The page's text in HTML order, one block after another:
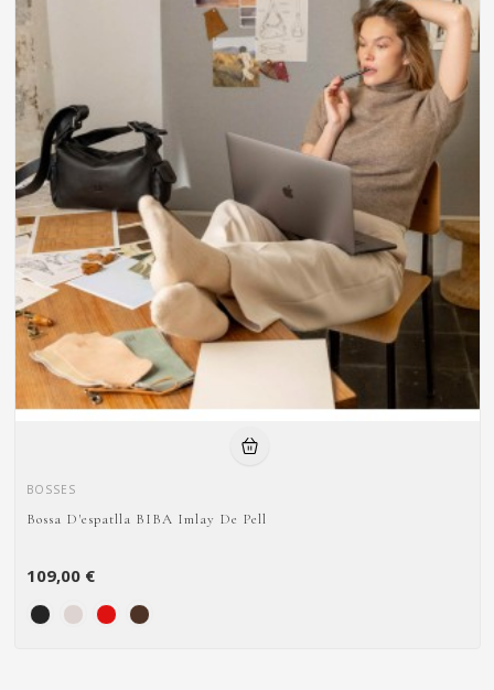
BOSSES
Bossa D'espatlla BIBA Imlay De Pell
109,00 €